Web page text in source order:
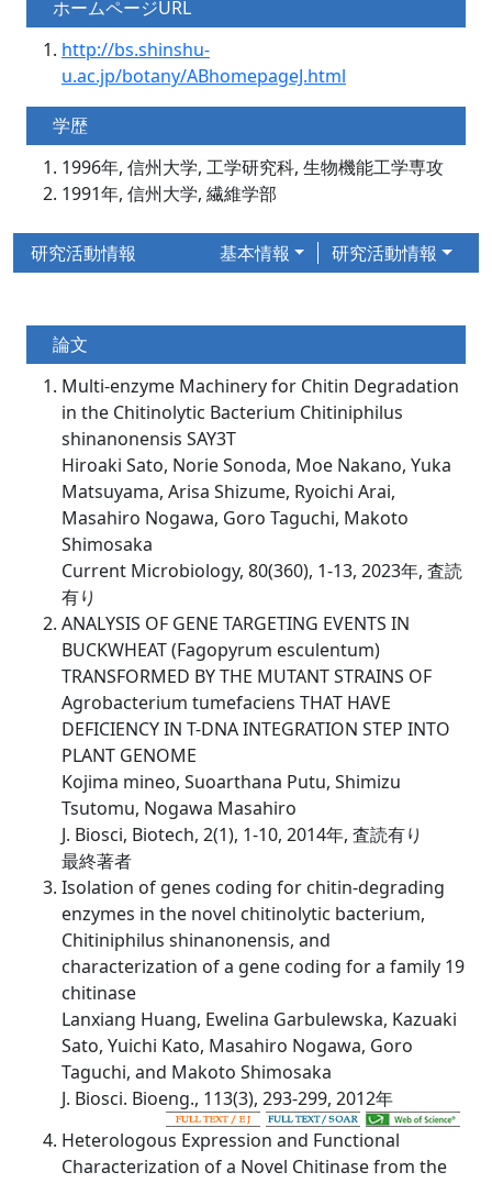
ホームページURL
http://bs.shinshu-
u.ac.jp/botany/ABhomepageJ.html
学歴
1996年, 信州大学, 工学研究科, 生物機能工学専攻
1991年, 信州大学, 繊維学部
研究活動情報 基本情報 研究活動情報
論文
Multi-enzyme Machinery for Chitin Degradation
in the Chitinolytic Bacterium Chitiniphilus
shinanonensis SAY3T
Hiroaki Sato, Norie Sonoda, Moe Nakano, Yuka
Matsuyama, Arisa Shizume, Ryoichi Arai,
Masahiro Nogawa, Goro Taguchi, Makoto
Shimosaka
Current Microbiology, 80(360), 1-13, 2023年, 査読
有り
ANALYSIS OF GENE TARGETING EVENTS IN
BUCKWHEAT (Fagopyrum esculentum)
TRANSFORMED BY THE MUTANT STRAINS OF
Agrobacterium tumefaciens THAT HAVE
DEFICIENCY IN T-DNA INTEGRATION STEP INTO
PLANT GENOME
Kojima mineo, Suoarthana Putu, Shimizu
Tsutomu, Nogawa Masahiro
J. Biosci, Biotech, 2(1), 1-10, 2014年, 査読有り
最終著者
Isolation of genes coding for chitin-degrading
enzymes in the novel chitinolytic bacterium,
Chitiniphilus shinanonensis, and
characterization of a gene coding for a family 19
chitinase
Lanxiang Huang, Ewelina Garbulewska, Kazuaki
Sato, Yuichi Kato, Masahiro Nogawa, Goro
Taguchi, and Makoto Shimosaka
J. Biosci. Bioeng., 113(3), 293-299, 2012年
Heterologous Expression and Functional
Characterization of a Novel Chitinase from the